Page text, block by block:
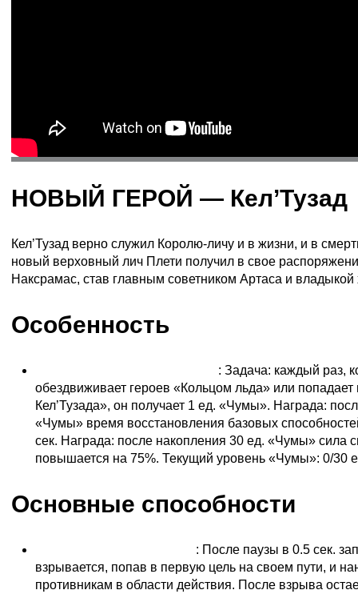
НОВЫЙ ГЕРОЙ — Кел’Тузад
Кел’Тузад верно служил Королю-личу и в жизни, и в
новый верховный лич Плети получил в свое
Наксрамас, став главным советником Артаса и владыкой
Особенность
: Задача: каждый раз,
обездвиживает героев «Кольцом льда» или
Кел’Тузада», он получает 1 ед. «Чумы». Награда:
«Чумы» время восстановления базовых
сек. Награда: после накопления 30 ед. «Чумы» сила
повышается на 75%. Текущий уровень «Чумы»: 0/30
Основные способности
: После паузы в 0.5 сек.
взрывается, попав в первую цель на своем пути, и
противникам в области действия. После взрыва